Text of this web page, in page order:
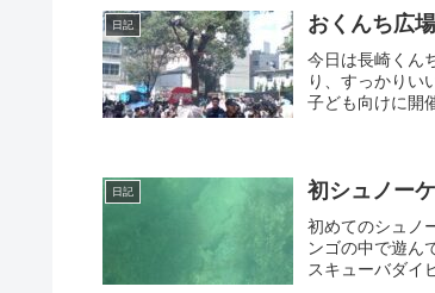
日記 おくんち広
今日は長崎くん
り、すっかりい
子ども向けに開
日記 初シュノー
初めてのシュノ
ンゴの中で遊ん
スキューバダイ